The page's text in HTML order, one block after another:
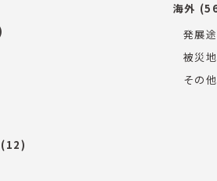
(12)
海外
発展
被災
その他